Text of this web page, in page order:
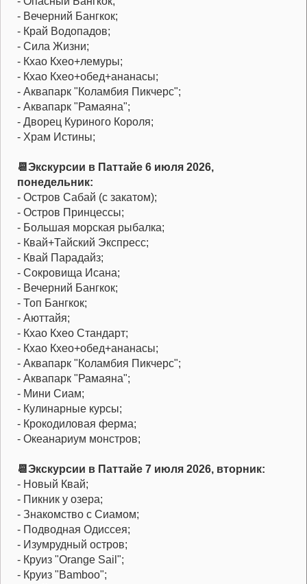
- Вечерний Бангкок;
- Край Водопадов;
- Сила Жизни;
- Кхао Кхео+лемуры;
- Кхао Кхео+обед+ананасы;
- Аквапарк "Коламбия Пикчерс";
- Аквапарк "Рамаяна";
- Дворец Куриного Короля;
- Храм Истины;
📆Экскурсии в Паттайе 6 июля 2026,
понедельник:
- Остров Сабай (с закатом);
- Остров Принцессы;
- Большая морская рыбалка;
- Квай+Тайский Экспресс;
- Квай Парадайз;
- Сокровища Исана;
- Вечерний Бангкок;
- Топ Бангкок;
- Аюттайя;
- Кхао Кхео Стандарт;
- Кхао Кхео+обед+ананасы;
- Аквапарк "Коламбия Пикчерс";
- Аквапарк "Рамаяна";
- Мини Сиам;
- Кулинарные курсы;
- Крокодиловая ферма;
- Океанариум монстров;
📆Экскурсии в Паттайе 7 июля 2026, вторник:
- Новый Квай;
- Пикник у озера;
- Знакомство с Сиамом;
- Подводная Одиссея;
- Изумрудный остров;
- Круиз "Orange Sail";
- Круиз "Bamboo";